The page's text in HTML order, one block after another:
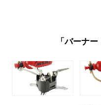
「バーナ